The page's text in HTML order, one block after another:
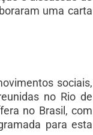
uma carta
sociais,
no Rio de
no Brasil, com
para esta